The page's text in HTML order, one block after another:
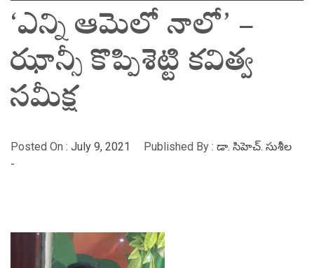
‘ఎన్ని ఆమెలో నాలో’ –
ఝాన్సీ కొప్పిశెట్టి కవిత్వ
సమీక్ష
Posted On : July 9, 2021 Published By : డా. సిహెచ్. సుశీల
-